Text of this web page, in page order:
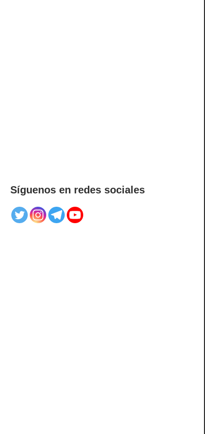
Síguenos en redes sociales